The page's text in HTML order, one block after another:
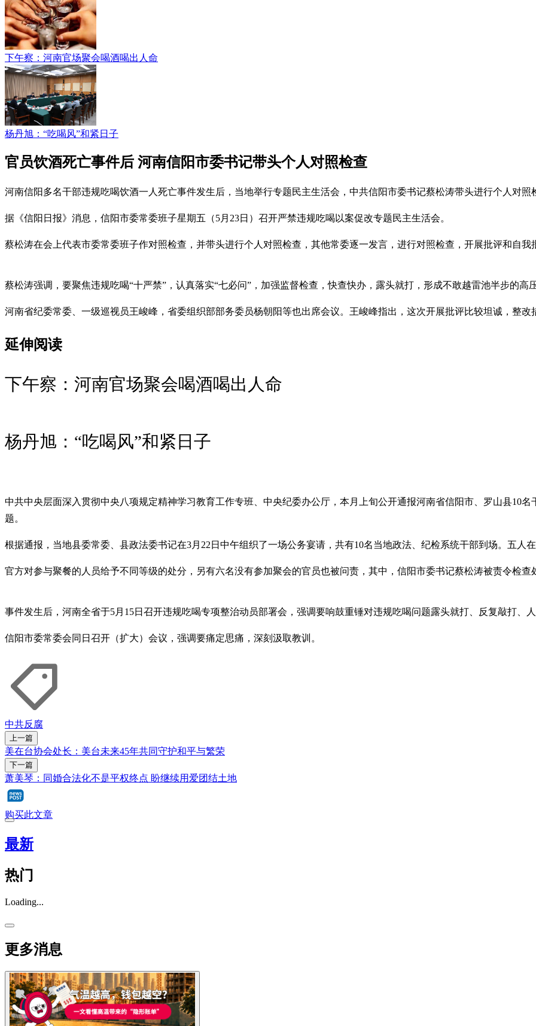
下午察：河南官场聚会喝酒喝出人命
杨丹旭：“吃喝风”和紧日子
官员饮酒死亡事件后 河南信阳市委书记带头个人对照检查
河南信阳多名干部违规吃喝饮酒一人死亡事件发生后，当地举行专题民主生活会，中共信阳市委书记蔡松涛带头进行个人对照
据《信阳日报》消息，信阳市委常委班子星期五（5月23日）召开严禁违规吃喝以案促改专题民主生活会。
蔡松涛在会上代表市委常委班子作对照检查，并带头进行个人对照检查，其他常委逐一发言，进行对照检查，开展批评和自我
蔡松涛强调，要聚焦违规吃喝“十严禁”，认真落实“七必问”，加强监督检查，快查快办，露头就打，形成不敢越雷池半步的高
河南省纪委常委、一级巡视员王峻峰，省委组织部部务委员杨朝阳等也出席会议。王峻峰指出，这次开展批评比较坦诚，整
延伸阅读
下午察：河南官场聚会喝酒喝出人命
杨丹旭：“吃喝风”和紧日子
中共中央层面深入贯彻中央八项规定精神学习教育工作专班、中央纪委办公厅，本月上旬公开通报河南省信阳市、罗山县10
题。
根据通报，当地县委常委、县政法委书记在3月22日中午组织了一场公务宴请，共有10名当地政法、纪检系统干部到场。五人
官方对参与聚餐的人员给予不同等级的处分，另有六名没有参加聚会的官员也被问责，其中，信阳市委书记蔡松涛被责令检查
事件发生后，河南全省于5月15日召开违规吃喝专项整治动员部署会，强调要响鼓重锤对违规吃喝问题露头就打、反复敲打、
信阳市委常委会同日召开（扩大）会议，强调要痛定思痛，深刻汲取教训。
中共反腐
上一篇
美在台协会处长：美台未来45年共同守护和平与繁荣
下一篇
萧美琴：同婚合法化不是平权终点 盼继续用爱团结土地
购买此文章
最新
热门
Loading...
更多消息